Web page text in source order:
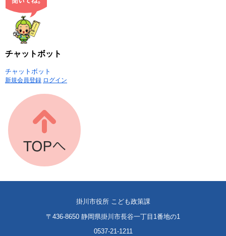
チャットボット
チャットボット
新規会員登録 ログイン
掛川市役所 こども政策課
〒436-8650 静岡県掛川市長谷一丁目1番地の1
0537-21-1211